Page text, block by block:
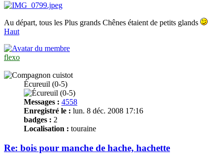
Au départ, tous les Plus grands Chênes étaient de petits glands
Haut
flexo
Écureuil (0-5)
Messages : 4558
Enregistré le : lun. 8 déc. 2008 17:16
badges : 2
Localisation : touraine
Re: bois pour manche de hache, hachette